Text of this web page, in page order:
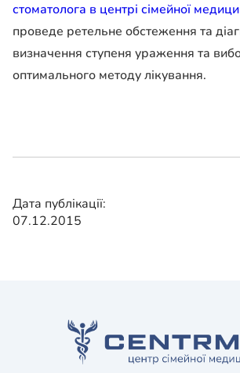
стоматолога в центрі сімейної
проведе ретельне обстеження та
визначення ступеня ураження та
оптимального методу лікування.
Дата публікації:
07.12.2015